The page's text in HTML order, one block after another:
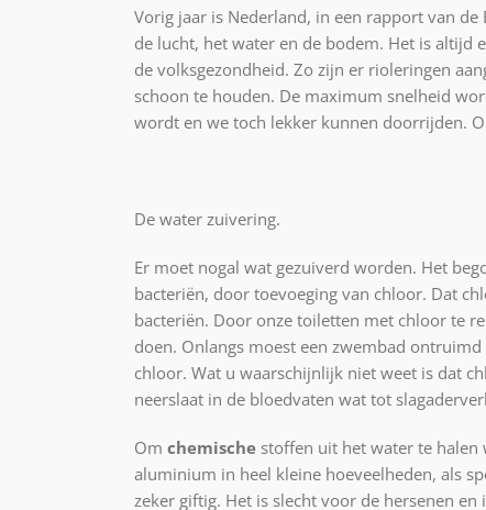
Vorig jaar is Nederland, in een rapport van
de lucht, het water en de bodem. Het is altijd
de volksgezondheid. Zo zijn er rioleringen
schoon te houden. De maximum snelheid
wordt en we toch lekker kunnen doorrijden.
De water zuivering.
Er moet nogal wat gezuiverd worden. Het
bacteriën, door toevoeging van chloor. Dat
bacteriën. Door onze toiletten met chloor te
doen. Onlangs moest een zwembad
chloor. Wat u waarschijnlijk niet weet is dat
neerslaat in de bloedvaten wat tot
Om chemische stoffen uit het water te
aluminium in heel kleine hoeveelheden, als
zeker giftig. Het is slecht voor de hersenen